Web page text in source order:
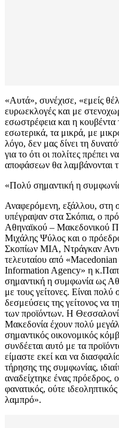
«Αυτά», συνέχισε, «εμείς
ευρωεκλογές και με
εσωστρέφεια και η
εσωτερικά, τα μικρά, με
λόγο, δεν μας δίνει τη
για το ότι οι πολίτες
αποφάσεων θα λαμβάνονται
«Πολύ σημαντική η
Αναφερόμενη, εξάλλου, στη
υπέγραψαν στα Σκόπια, ο
Αθηναϊκού –
Μιχάλης Ψύλος και ο
Σκοπίων ΜΙΑ, Ντράγκαν
τελευταίου από
Information Agency» η
σημαντική η συμφωνία ως
με τους γείτονες. Είναι πολύ
δεσμεύσεις της γείτονος να
των προϊόντων. Η
Μακεδονία έχουν πολύ
σημαντικός οικονομικός
συνδέεται αυτό με τα
είμαστε εκεί και να
τήρησης της συμφωνίας,
αναδείχτηκε ένας πρόεδρος,
φανατικός, ούτε
λαμπρό».